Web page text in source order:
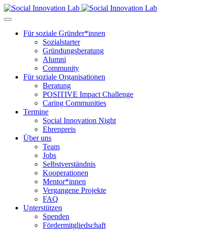
Für soziale Gründer*innen
Sozialstarter
Gründungsberatung
Alumni
Community
Für soziale Organisationen
Beratung
POSITIVE Impact Challenge
Caring Communities
Termine
Social Innovation Night
Ehrenpreis
Über uns
Team
Jobs
Selbstverständnis
Kooperationen
Mentor*innen
Vergangene Projekte
FAQ
Unterstützen
Spenden
Fördermitgliedschaft